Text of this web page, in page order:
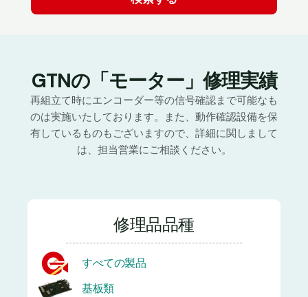
GTNの「モーター」修理実績
再組立て時にエンコーダー等の信号確認まで可能なも
のは実施いたしております。また、動作確認設備を保
有しているものもございますので、詳細に関しまして
は、担当営業にご相談ください。
修理品品種
すべての製品
基板類